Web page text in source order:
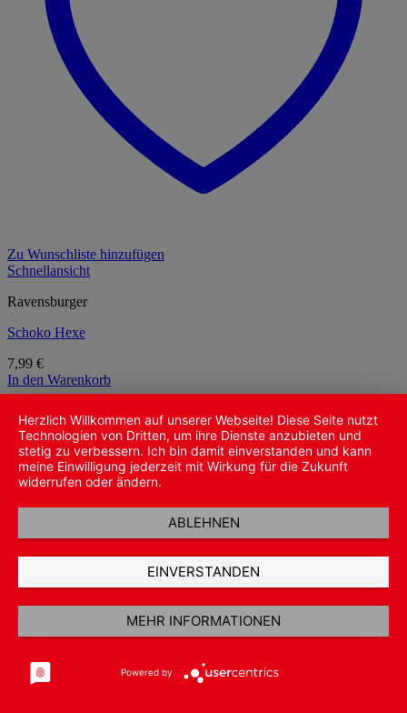
Zu Wunschliste hinzufügen
Schnellansicht
Ravensburger
Schoko Hexe
7,99 €
In den Warenkorb
zzgl.Versandkosten
Herzlich Willkommen auf unserer Webseite! Diese Seite nutzt
Technologien von Dritten, um ihre Dienste anzubieten und
stetig zu verbessern. Ich bin damit einverstanden und kann
meine Einwilligung jederzeit mit Wirkung für die Zukunft
widerrufen oder ändern.
ABLEHNEN
EINVERSTANDEN
MEHR INFORMATIONEN
Powered by